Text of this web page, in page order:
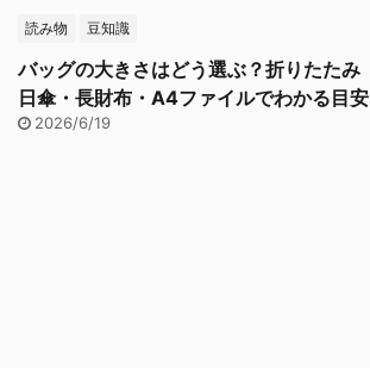
読み物 豆知識
バッグの大きさはどう選ぶ？折りたたみ
日傘・長財布・A4ファイルでわかる目安
2026/6/19